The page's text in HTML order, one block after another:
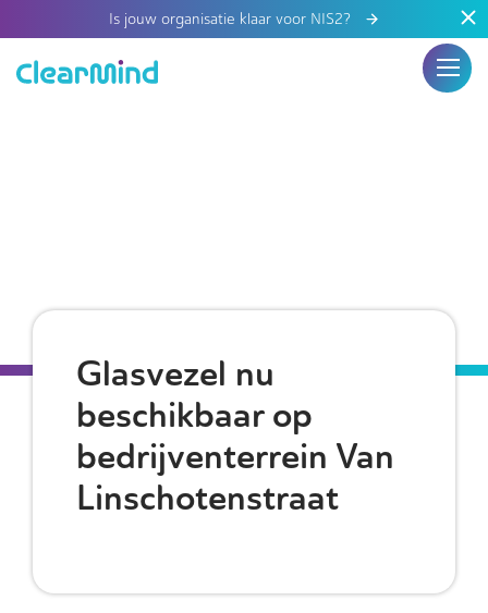
Is jouw organisatie klaar voor NIS2?
Glasvezel nu
beschikbaar op
bedrijventerrein Van
Linschotenstraat